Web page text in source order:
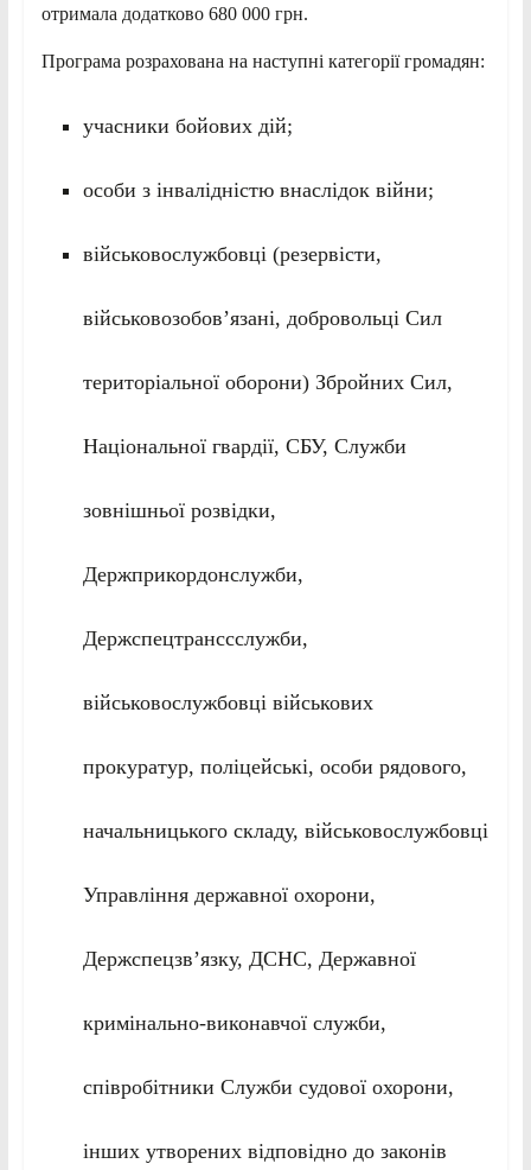
отримала додатково 680 000 грн.
Програма розрахована на наступні категорії громадян:
учасники бойових дій;
особи з інвалідністю внаслідок війни;
військовослужбовці (резервісти,
військовозобов’язані, добровольці Сил
територіальної оборони) Збройних Сил,
Національної гвардії, СБУ, Служби
зовнішньої розвідки,
Держприкордонслужби,
Держспецтранссслужби,
військовослужбовці військових
прокуратур, поліцейські, особи рядового,
начальницького складу, військовослужбовці
Управління державної охорони,
Держспецзв’язку, ДСНС, Державної
кримінально-виконавчої служби,
співробітники Служби судової охорони,
інших утворених відповідно до законів